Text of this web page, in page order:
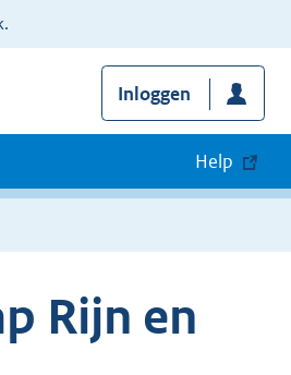
Inloggen
Help
Rijn en